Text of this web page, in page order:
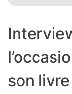
son livre